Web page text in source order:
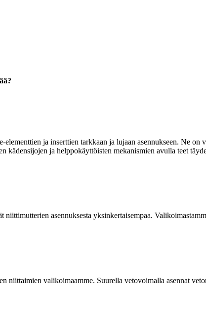
ja inserttien tarkkaan ja lujaan asennukseen. Ne on
ja helppokäyttöisten mekanismien avulla teet
asennuksesta yksinkertaisempaa.
niittaimien valikoimaamme. Suurella vetovoimalla asennat